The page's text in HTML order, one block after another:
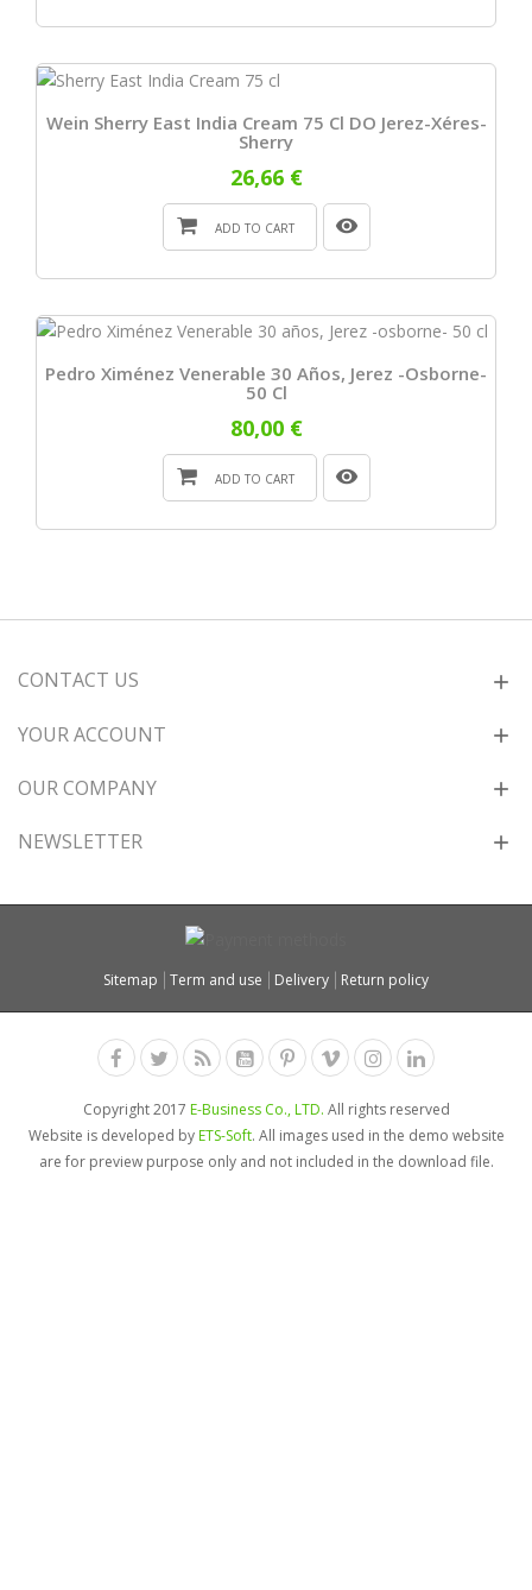
Wein Sherry East India Cream 75 Cl DO Jerez-Xéres-
Sherry
26,66 €
ADD TO CART
Pedro Ximénez Venerable 30 Años, Jerez -osborne-
50 Cl
80,00 €
ADD TO CART
CONTACT US
YOUR ACCOUNT
OUR COMPANY
NEWSLETTER
Sitemap Term and use Delivery Return policy
Copyright 2017 E-Business Co., LTD. All rights reserved
Website is developed byETS-Soft. All images used in the demo website
are for preview purpose only and not included in the download file.